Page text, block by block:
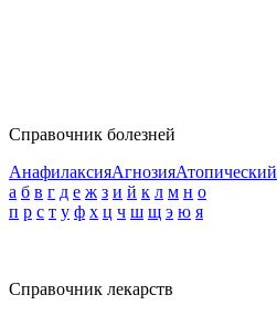
Справочник болезней
АнафилаксияАгнозияАтопический
а б в г д е ж з и й к л м н о
п р с т у ф х ц ч ш щ э ю я
Справочник лекарств